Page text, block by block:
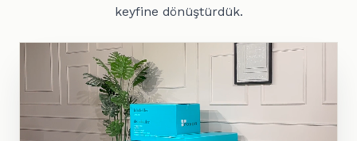
keyfine dönüştürdük.